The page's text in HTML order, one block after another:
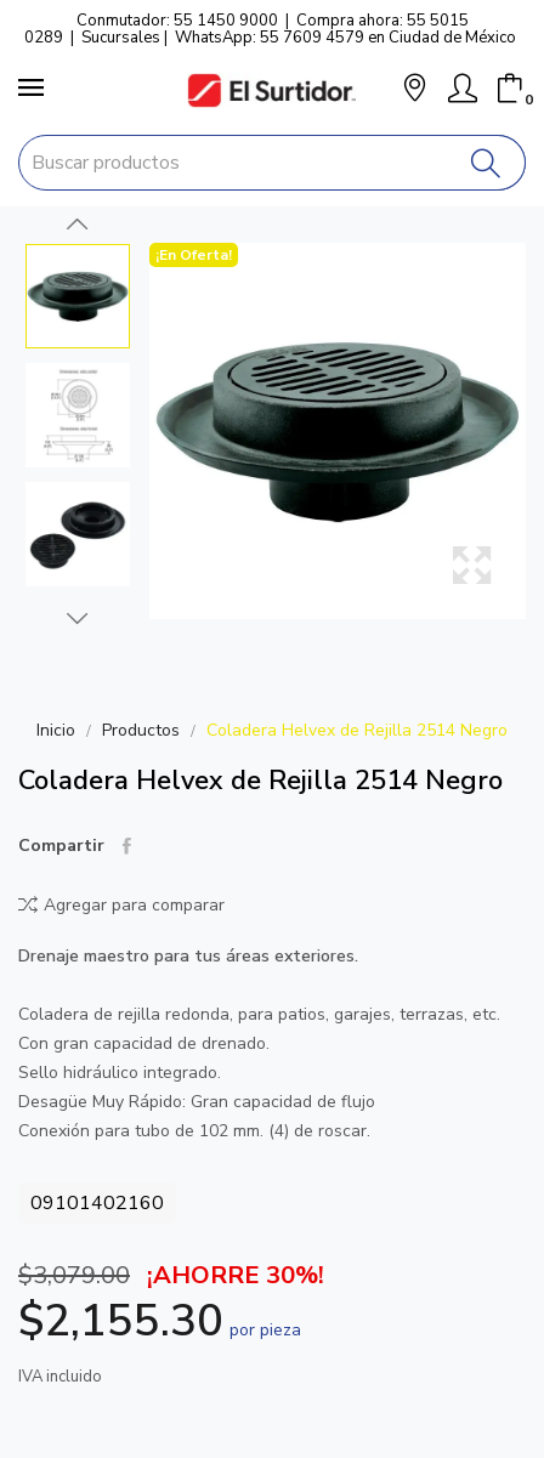
Conmutador: 55 1450 9000 | Compra ahora: 55 5015
0289 | Sucursales | WhatsApp: 55 7609 4579 en Ciudad de México
0
¡En Oferta!
Inicio Productos Coladera Helvex de Rejilla 2514 Negro
Coladera Helvex de Rejilla 2514 Negro
Compartir
Agregar para comparar
Drenaje maestro para tus áreas exteriores.
Coladera de rejilla redonda, para patios, garajes, terrazas, etc.
Con gran capacidad de drenado.
Sello hidráulico integrado.
Desagüe Muy Rápido: Gran capacidad de flujo
Conexión para tubo de 102 mm. (4) de roscar.
09101402160
$3,079.00 ¡AHORRE 30%!
$2,155.30 por pieza
IVA incluido